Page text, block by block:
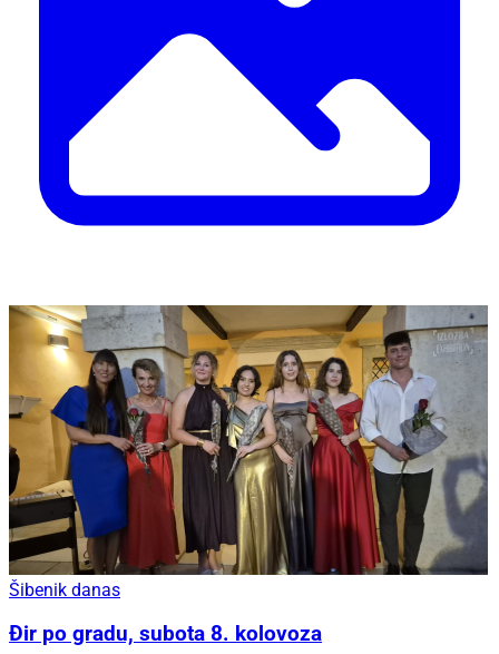
Šibenik danas
Đir po gradu, subota 8. kolovoza